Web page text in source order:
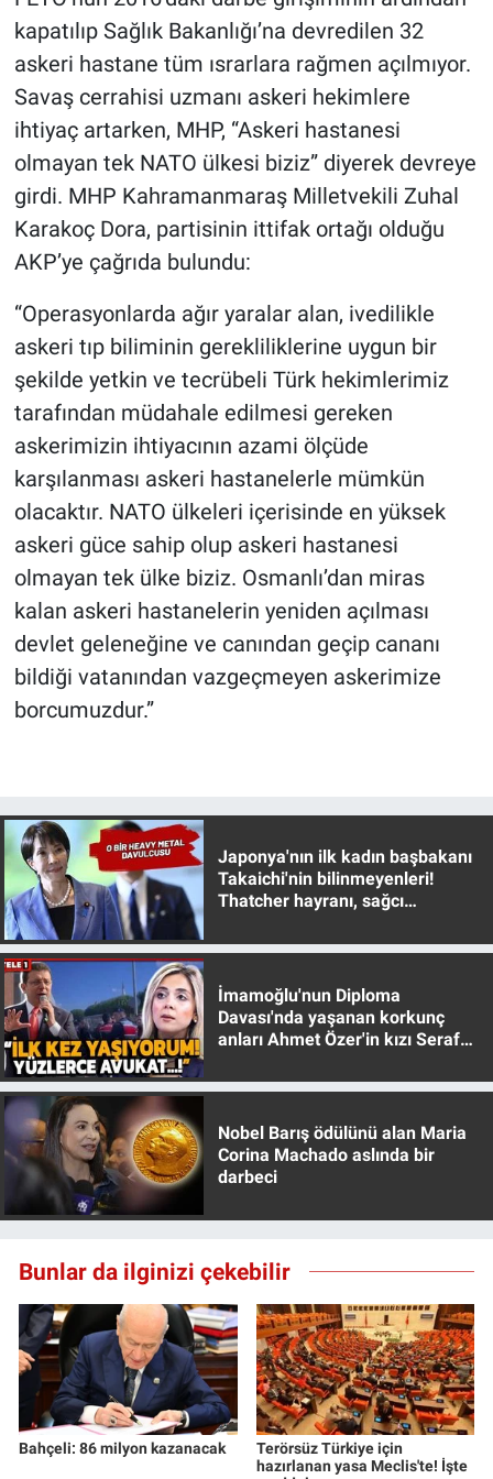
kapatılıp Sağlık Bakanlığı’na devredilen 32
askeri hastane tüm ısrarlara rağmen açılmıyor.
Savaş cerrahisi uzmanı askeri hekimlere
ihtiyaç artarken, MHP, “Askeri hastanesi
olmayan tek NATO ülkesi biziz” diyerek devreye
girdi. MHP Kahramanmaraş Milletvekili Zuhal
Karakoç Dora, partisinin ittifak ortağı olduğu
AKP’ye çağrıda bulundu:
“Operasyonlarda ağır yaralar alan, ivedilikle
askeri tıp biliminin gerekliliklerine uygun bir
şekilde yetkin ve tecrübeli Türk hekimlerimiz
tarafından müdahale edilmesi gereken
askerimizin ihtiyacının azami ölçüde
karşılanması askeri hastanelerle mümkün
olacaktır. NATO ülkeleri içerisinde en yüksek
askeri güce sahip olup askeri hastanesi
olmayan tek ülke biziz. Osmanlı’dan miras
kalan askeri hastanelerin yeniden açılması
devlet geleneğine ve canından geçip cananı
bildiği vatanından vazgeçmeyen askerimize
borcumuzdur.”
Japonya'nın ilk kadın başbakanı
Takaichi'nin bilinmeyenleri!
Thatcher hayranı, sağcı
İmamoğlu'nun Diploma
Davası'nda yaşanan korkunç
anları Ahmet Özer'in kızı Seraf
Nobel Barış ödülünü alan Maria
Corina Machado aslında bir
darbeci
Bunlar da ilginizi çekebilir
Bahçeli: 86 milyon kazanacak
Terörsüz Türkiye için
hazırlanan yasa Meclis'te! İşte
Gündem Özel
Günün görüntüsü
Haber
İlan
Kimdir
Koronavirüs
Kültür Sanat
Ne demişti
Nedir
Popüler
Programlar
Sağlık
Spor
Türkiye'nin Geleceği
Türkiye'nin Gündemi
Yerel Gündem
Yerel Yaşam
Canlı Yayın